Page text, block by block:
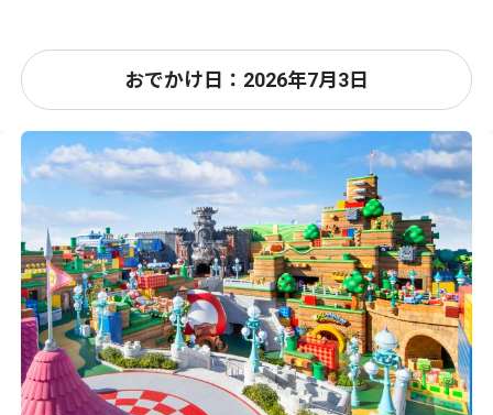
おでかけ日：2026年7月3日